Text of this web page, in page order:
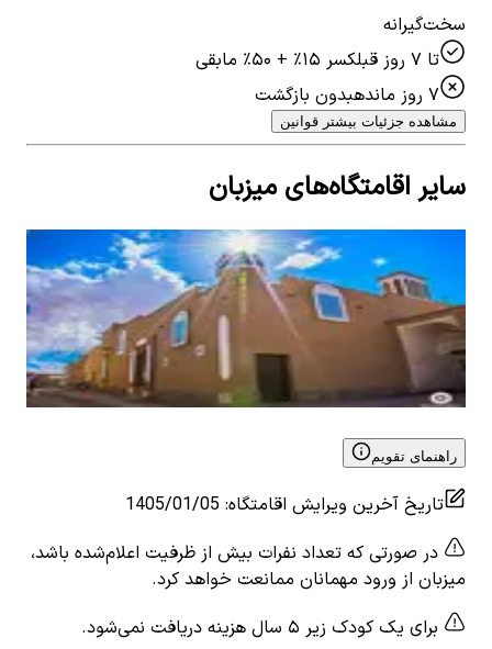
سخت‌گیرانه
تا ۷ روز قبل
کسر ۱۵٪ + ۵۰٪ مابقی
۷ روز مانده
بدون بازگشت
مشاهده جزئیات بیشتر قوانین
سایر اقامتگاه‌های میزبان
اجاره اتاق بوم گردی در کردآباد طبس - اتاق3
0 اتاق خواب نفر 3.75
۲٬۳۵۳٬۰۰۰
View details for
اجاره اتاق بوم گردی در کردآباد طبس -
اتاق3
راهنمای تقویم
تاریخ آخرین ویرایش اقامتگاه:
1405/01/05
در صورتی که تعداد نفرات بیش از ظرفیت اعلام‌شده باشد،
میزبان از ورود مهمانان ممانعت خواهد کرد.
برای یک کودک زیر ۵ سال هزینه دریافت نمی‌شود.